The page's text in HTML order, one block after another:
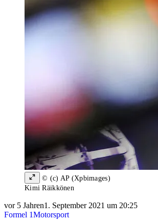
© (c) AP (Xpbimages)
Kimi Räikkönen
vor 5 Jahren1. September 2021 um 20:25
Formel 1Motorsport